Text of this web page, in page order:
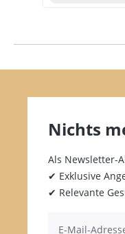
Nichts
Als Newsletter-
✔ Exklusive
✔ Relevante